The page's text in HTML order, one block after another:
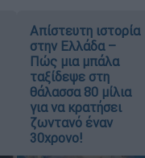
Απίστευτη ιστορία
στην Ελλάδα –
Πώς μια μπάλα
ταξίδεψε στη
θάλασσα 80 μίλια
για να κρατήσει
ζωντανό έναν
30χρονο!